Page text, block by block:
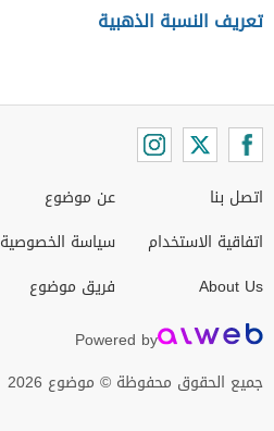
تعريف النسبة الذهبية
اتصل بنا
اتفاقية الاستخدام
About Us
عن موضوع
سياسة الخصوصية
فريق موضوع
Powered by
جميع الحقوق محفوظة © موضوع 2026